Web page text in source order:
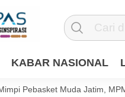
KABAR NASIONAL
Pebasket Muda Jatim,